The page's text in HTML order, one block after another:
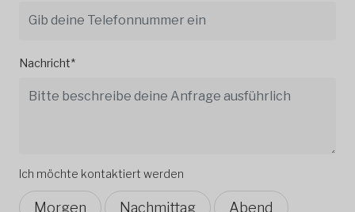
Nachricht*
Ich möchte kontaktiert werden
Morgen Nachmittag Abend